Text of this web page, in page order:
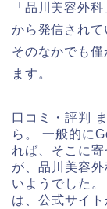
「品川美容外
から発信されて
そのなかでも
ます。
口コミ・評判
ら。 一般的に
れば、そこに
が、品川美容
いようでした
は、公式サイ